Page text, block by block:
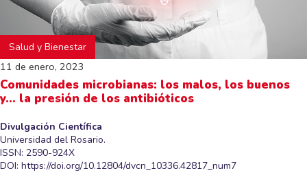
Salud y Bienestar
11 de enero, 2023
Comunidades microbianas: los malos, los buenos
y… la presión de los antibióticos
Divulgación Científica
Universidad del Rosario.
ISSN: 2590-924X
DOI: https://doi.org/10.12804/dvcn_10336.42817_num7